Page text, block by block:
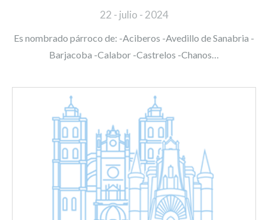
22 - julio - 2024
Es nombrado párroco de: -Aciberos -Avedillo de Sanabria -
Barjacoba -Calabor -Castrelos -Chanos…